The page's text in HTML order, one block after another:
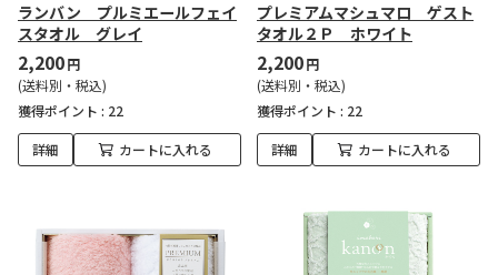
ランバン プルミエールフェイ
スタオル グレイ
2,200円
(送料別・税込)
獲得ポイント : 22
詳細 カートに入れる
プレミアムマシュマロ ゲスト
タオル２Ｐ ホワイト
2,200円
(送料別・税込)
獲得ポイント : 22
詳細 カートに入れる